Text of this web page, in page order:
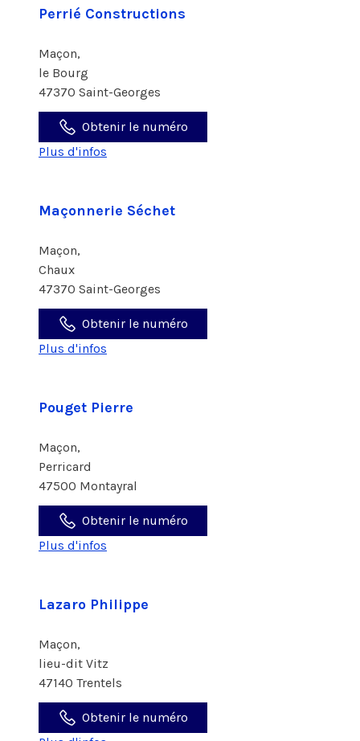
Perrié Constructions
Maçon,
le Bourg
47370 Saint-Georges
Obtenir le numéro
Plus d'infos
Maçonnerie Séchet
Maçon,
Chaux
47370 Saint-Georges
Obtenir le numéro
Plus d'infos
Pouget Pierre
Maçon,
Perricard
47500 Montayral
Obtenir le numéro
Plus d'infos
Lazaro Philippe
Maçon,
lieu-dit Vitz
47140 Trentels
Obtenir le numéro